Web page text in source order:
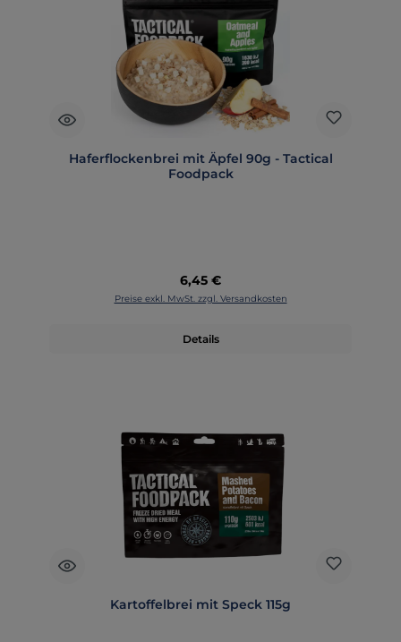
Haferflockenbrei mit Äpfel 90g - Tactical
Foodpack
Regulärer Preis:
6,45 €
Preise exkl. MwSt. zzgl. Versandkosten
Details
Kartoffelbrei mit Speck 115g